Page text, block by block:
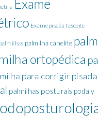
Exame
Exame pisada fasceite
palmilha canelite
ortopédica
para corrigir pisada
palmilhas posturais podaly